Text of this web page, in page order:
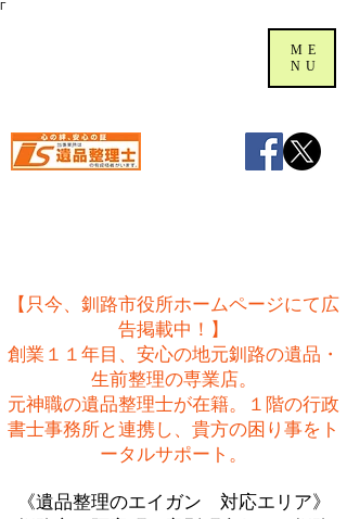
Γ
【只今、釧路市役所ホームページにて広
告掲載中！】
創業１１年目、安心の地元釧路の遺品・
生前整理の専業店。
​元神職の遺品整理士が在籍。１階の行政
書士事務所と連携し、貴方の困り事をト
ータルサポート。
《遺品整理のエイガン 対応エリア》
ME
NU